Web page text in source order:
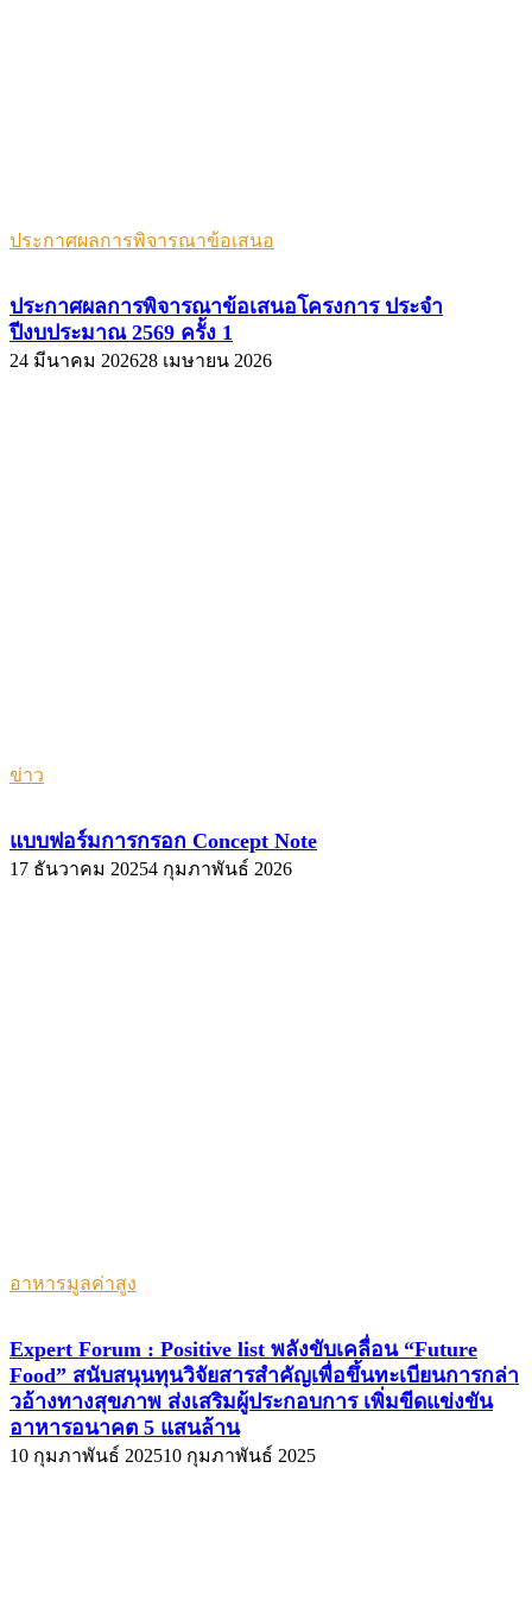
ประกาศผลการพิจารณาข้อเสนอ
ประกาศผลการพิจารณาข้อเสนอโครงการ ประจำ
ปีงบประมาณ 2569 ครั้ง 1
24 มีนาคม 202628 เมษายน 2026
ข่าว
แบบฟอร์มการกรอก Concept Note
17 ธันวาคม 20254 กุมภาพันธ์ 2026
อาหารมูลค่าสูง
Expert Forum : Positive list พลังขับเคลื่อน “Future
Food” สนับสนุนทุนวิจัยสารสำคัญเพื่อขึ้นทะเบียนการกล่า
วอ้างทางสุขภาพ ส่งเสริมผู้ประกอบการ เพิ่มขีดแข่งขัน
อาหารอนาคต 5 แสนล้าน
10 กุมภาพันธ์ 202510 กุมภาพันธ์ 2025